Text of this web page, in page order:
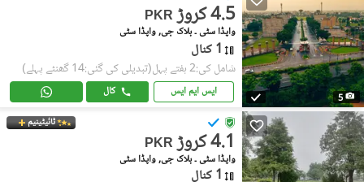
5
PKR 4.5 کروڑ
واپڈا سٹی ۔ بلاک جی, واپڈا سٹی
1 کنال
شامل کی:2 ہفتے پہل (تبدیلی کی گئی:14 گھنٹے پہلے)
ایس ایم ایس کال
ٹائیٹینیم
PKR 4.1 کروڑ
واپڈا سٹی ۔ بلاک جی, واپڈا سٹی
1 کنال